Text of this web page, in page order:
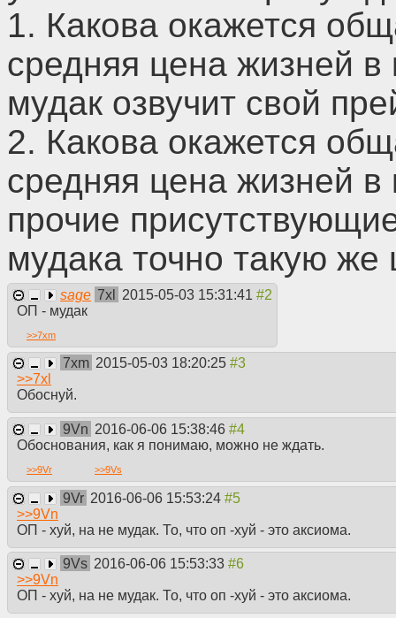
1. Какова окажется
средняя цена жизней в
мудак озвучит свой
2. Какова окажется
средняя цена жизней в
прочие
мудака точно такую же
sage 7xl
2015-05-03 15:31:41
ОП - мудак
>>7xm
7xm 2015-05-03 18:20:25
>>7xl
Обоснуй.
9Vn 2016-06-06 15:38:46
Обоснования, как я понимаю, можно не ждать.
>>9Vr >>9Vs
9Vr 2016-06-06 15:53:24
>>9Vn
ОП - хуй, на не мудак. То, что оп -хуй - это аксиома.
9Vs 2016-06-06 15:53:33
>>9Vn
ОП - хуй, на не мудак. То, что оп -хуй - это аксиома.